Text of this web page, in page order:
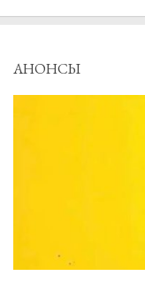
АНОНСЫ